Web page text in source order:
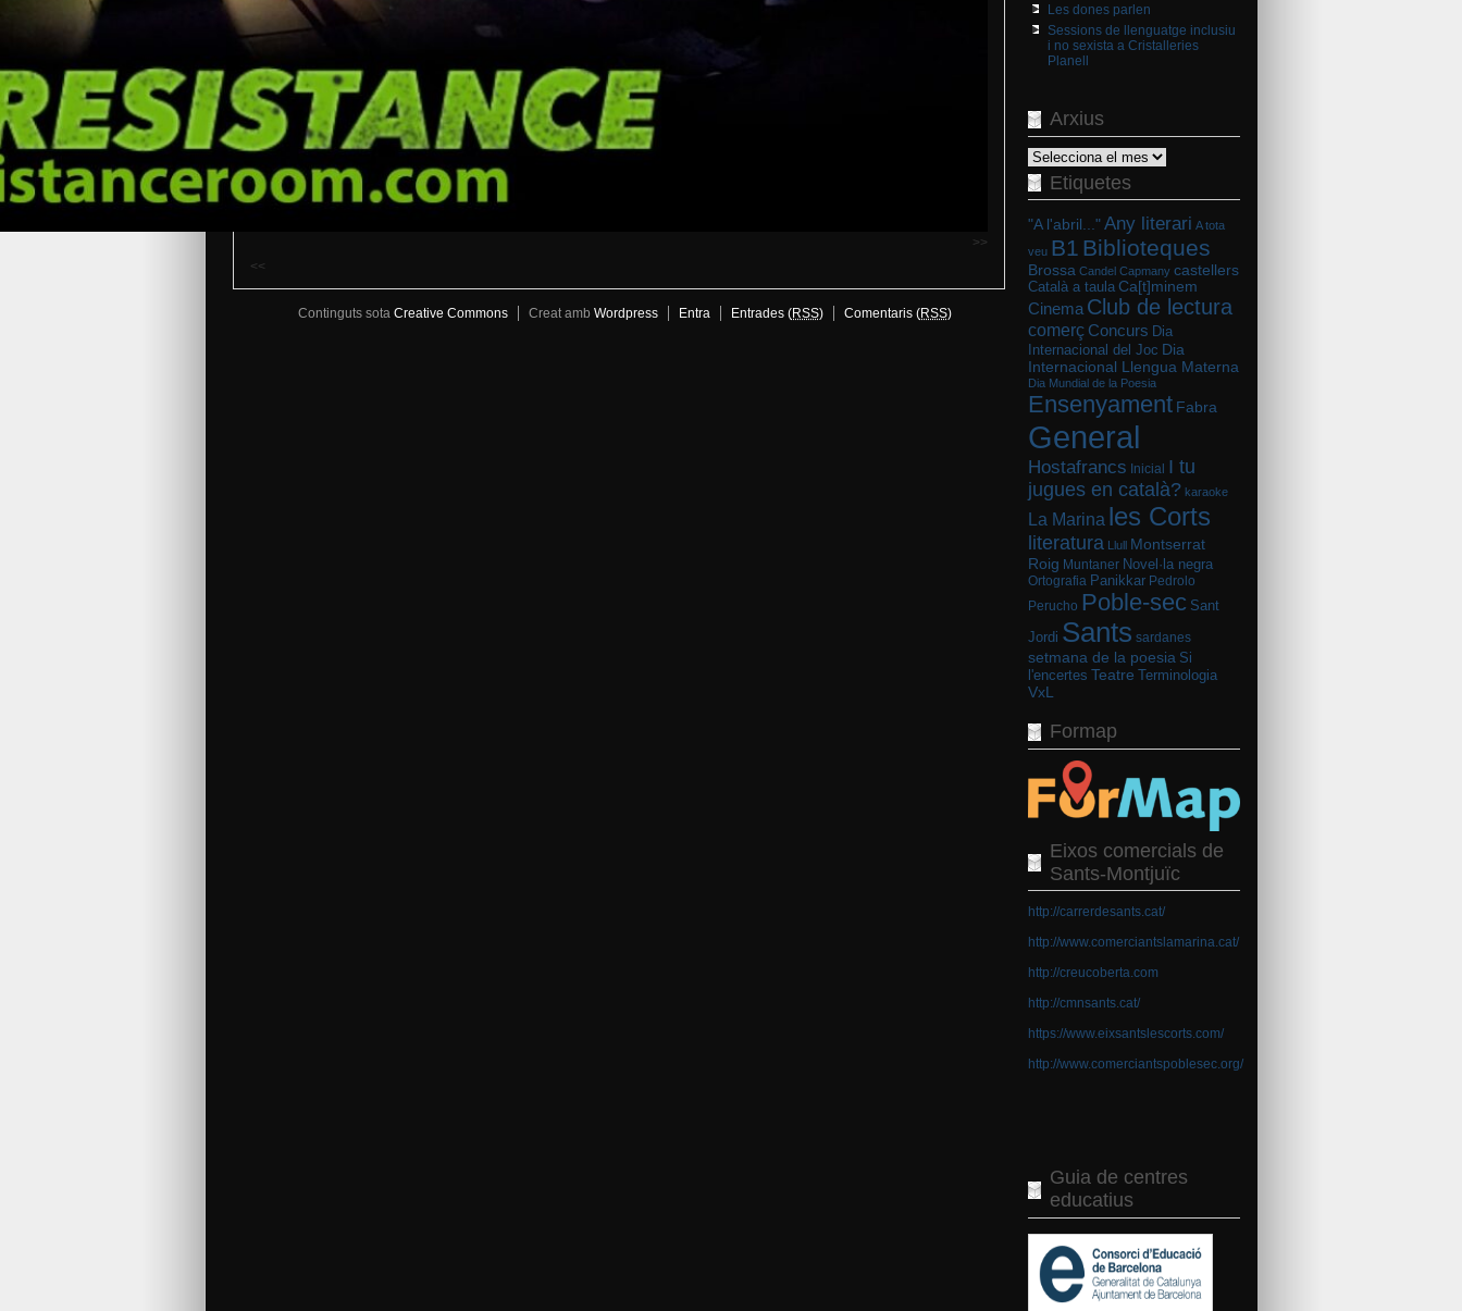
>>
<<
Les dones parlen
Sessions de llenguatge inclusiu
i no sexista a Cristalleries
Planell
Arxius
Arxius
Etiquetes
"A l'abril..." Any literari A tota
veu B1 Biblioteques
Brossa Candel Capmany castellers
Català a taula Ca[t]minem
Cinema Club de lectura
comerç Concurs Dia
Internacional del Joc Dia
Internacional Llengua Materna
Dia Mundial de la Poesia
Ensenyament Fabra
General
Hostafrancs Inicial I tu
jugues en català? karaoke
La Marina les Corts
literatura Llull Montserrat
Roig Muntaner Novel·la negra
Ortografia Panikkar Pedrolo
Perucho Poble-sec Sant
Jordi Sants sardanes
setmana de la poesia Si
l'encertes Teatre Terminologia
VxL
Formap
Eixos comercials de
Sants-Montjuïc
http://carrerdesants.cat/
http://www.comerciantslamarina.cat/
http://creucoberta.com
http://cmnsants.cat/
https://www.eixsantslescorts.com/
http://www.comerciantspoblesec.org/
Guia de centres
educatius
Continguts sota Creative Commons Creat amb Wordpress Entra Entrades (RSS) Comentaris (RSS)